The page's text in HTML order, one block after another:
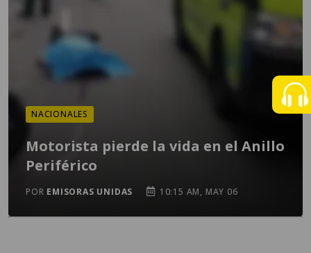
NACIONALES
Motorista pierde la vida en el Anillo
Periférico
POR EMISORAS UNIDAS 10:15 AM, MAY 06